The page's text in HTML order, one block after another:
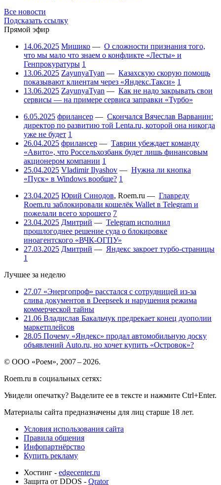
Все новости
Подсказать ссылку
Прямой эфир
14.06.2025 Мишико — О сложности признания того,
что мы мало что знаем о конфликте «Лесты» и
Генпрокуратуры 1
13.06.2025 ZayunyaTyan — Казахскую скорую помощь
показывают клиентам через «Яндекс.Такси» 1
13.06.2025 ZayunyaTyan — Как не надо закрывать свои
сервисы — на примере сервиса заправки «Турбо»
6.05.2025 фрилансер — Скончался Вячеслав Варванин:
директор по развитию той Lenta.ru, которой она никогда
уже не будет 1
26.04.2025 фрилансер — Таврин убеждает команду
«Авито», что Россельхозбанк будет лишь финансовым
акционером компании 1
25.04.2025 Vladimir Ilyashov — Нужна ли кнопка
«Пуск» в Windows вообще? 1
23.04.2025 Юрий Синодов, Roem.ru — Главреду
Roem.ru заблокировали кошелёк Wallet в Telegram и
пожелали всего хорошего 7
23.04.2025 Дмитрий — Telegram исполнил
прошлогоднее решение суда о блокировке
иноагентского «ВЧК-ОГПУ»
27.03.2025 Дмитрий — Яндекс закроет турбо-страницы
1
Лучшее за неделю
27.07 «Энергопроф» расстался с сотрудницей из-за
слива документов в Deepseek и нарушения режима
коммерческой тайны
21.06 Владислав Бакальчук предрекает конец дуополии
маркетплейсов
28.05 Почему «Яндекс» продал автомобильную доску
объявлений Auto.ru, но хочет купить «Островок»?
© ООО «Роем», 2007 – 2026.
Roem.ru в социальных сетях:
Увидели опечатку? Выделите ее в тексте и нажмите Ctrl+Enter.
Материалы сайта предназначены для лиц старше 18 лет.
Условия использования сайта
Правила общения
Инфопартнёрство
Купить рекламу
Хостинг - edgecenter.ru
Защита от DDOS - Qrator